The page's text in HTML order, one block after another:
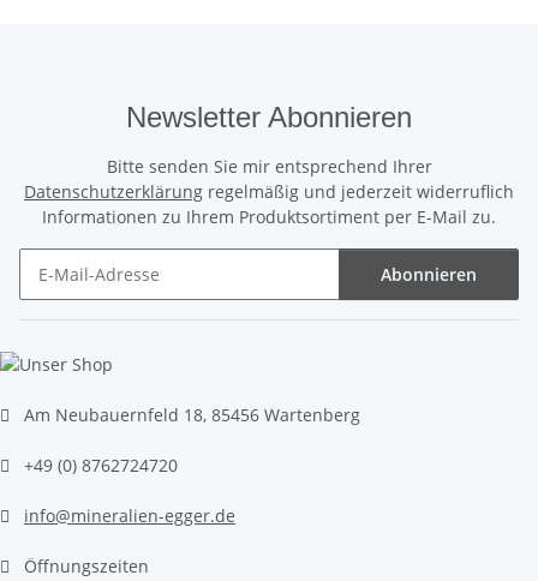
Newsletter Abonnieren
Bitte senden Sie mir entsprechend Ihrer
Datenschutzerklärung regelmäßig und jederzeit widerruflich
Informationen zu Ihrem Produktsortiment per E-Mail zu.
Abonnieren
Am Neubauernfeld 18, 85456 Wartenberg
+49 (0) 8762724720
info@mineralien-egger.de
Öffnungszeiten